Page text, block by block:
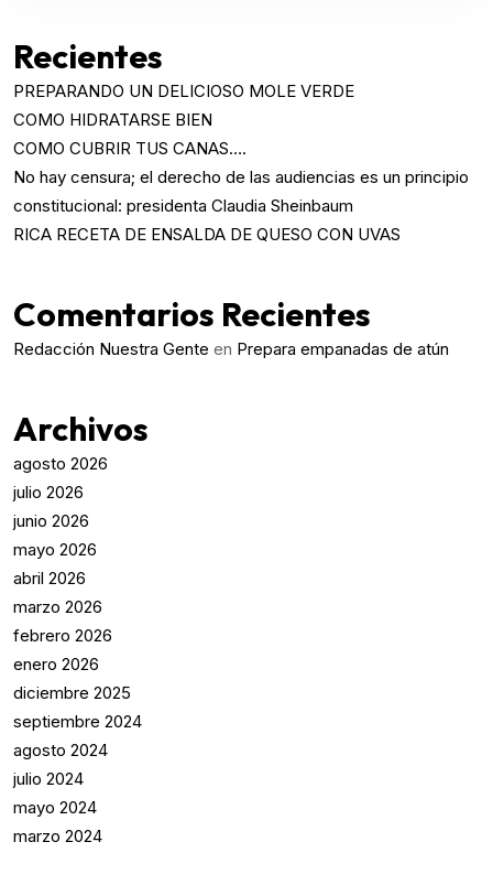
Recientes
PREPARANDO UN DELICIOSO MOLE VERDE
COMO HIDRATARSE BIEN
COMO CUBRIR TUS CANAS….
No hay censura; el derecho de las audiencias es un principio
constitucional: presidenta Claudia Sheinbaum
RICA RECETA DE ENSALDA DE QUESO CON UVAS
Comentarios Recientes
Redacción Nuestra Gente en Prepara empanadas de atún
Archivos
agosto 2026
julio 2026
junio 2026
mayo 2026
abril 2026
marzo 2026
febrero 2026
enero 2026
diciembre 2025
septiembre 2024
agosto 2024
julio 2024
mayo 2024
marzo 2024